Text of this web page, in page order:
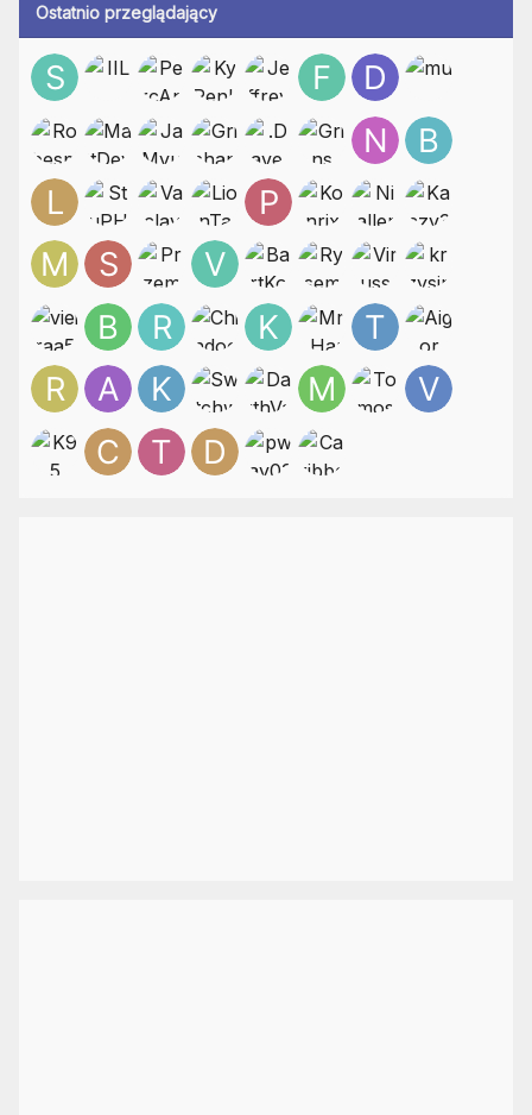
Ostatnio przeglądający